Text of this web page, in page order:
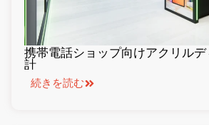
携帯電話ショップ向けアクリル
計
続きを読む